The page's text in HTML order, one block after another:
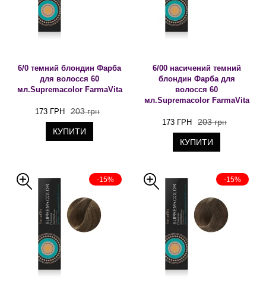
6/0 темний блондин Фарба
для волосся 60
мл.Supremacolor FarmaVita
173 ГРН 203 грн
КУПИТИ
6/00 насичений темний
блондин Фарба для
волосся 60
мл.Supremacolor FarmaVita
173 ГРН 203 грн
КУПИТИ
-15% -15%